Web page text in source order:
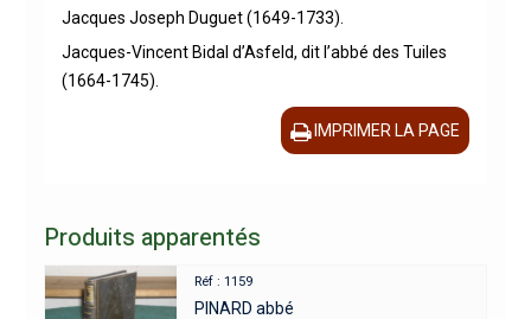
Jacques Joseph Duguet (1649-1733).
Jacques-Vincent Bidal d’Asfeld, dit l’abbé des Tuiles
(1664-1745).
IMPRIMER LA PAGE
Produits apparentés
Réf : 1159
PINARD abbé